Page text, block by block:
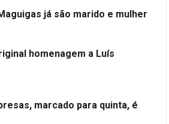
já são marido e mulher
homenagem a Luís
marcado para quinta, é